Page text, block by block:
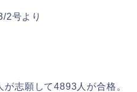
2号より
志願して4893人が合格。